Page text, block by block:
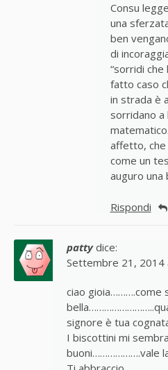
Consu
una
ben
di
“sorridi che
fatto caso
in strada è
sorridano a
affetto,
come un
auguro una
Rispondi
patty dice:
Settembre 21, 2014
ciao gioia……….come
signore è tua
I biscottini mi
buoni……………….vale